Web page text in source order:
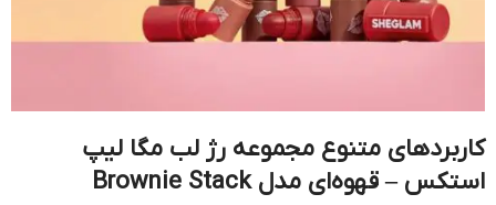
کاربردهای متنوع مجموعه رژ لب مگا لیپ
استکس – قهوه‌ای مدل Brownie Stack